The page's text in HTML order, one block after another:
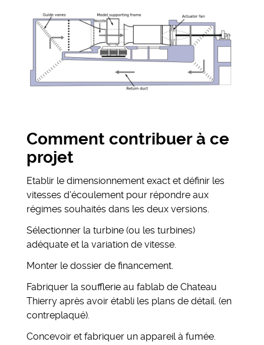
Comment contribuer à ce
projet
Etablir le dimensionnement exact et définir les
vitesses d'écoulement pour répondre aux
régimes souhaités dans les deux versions.
Sélectionner la turbine (ou les turbines)
adéquate et la variation de vitesse.
Monter le dossier de financement.
Fabriquer la soufflerie au fablab de Chateau
Thierry après avoir établi les plans de détail. (en
contreplaqué).
Concevoir et fabriquer un appareil à fumée.